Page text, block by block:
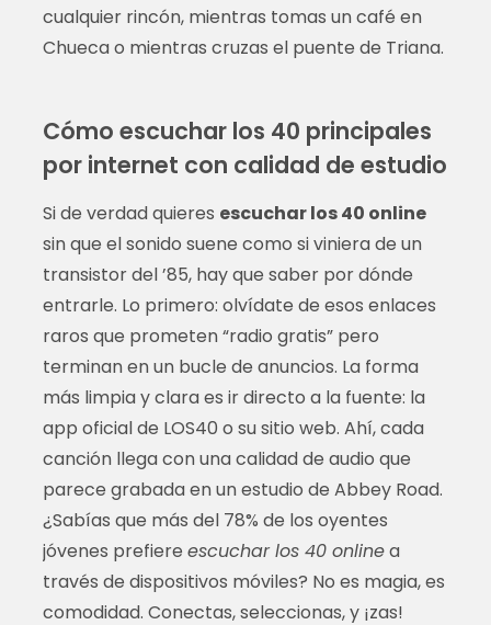
cualquier rincón, mientras tomas un café en
Chueca o mientras cruzas el puente de Triana.
Cómo escuchar los 40 principales
por internet con calidad de estudio
Si de verdad quieres escuchar los 40 online
sin que el sonido suene como si viniera de un
transistor del ’85, hay que saber por dónde
entrarle. Lo primero: olvídate de esos enlaces
raros que prometen “radio gratis” pero
terminan en un bucle de anuncios. La forma
más limpia y clara es ir directo a la fuente: la
app oficial de LOS40 o su sitio web. Ahí, cada
canción llega con una calidad de audio que
parece grabada en un estudio de Abbey Road.
¿Sabías que más del 78% de los oyentes
jóvenes prefiere escuchar los 40 onlinea
través de dispositivos móviles? No es magia, es
comodidad. Conectas, seleccionas, y ¡zas!